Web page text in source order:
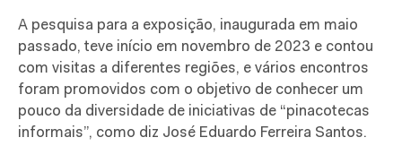
A pesquisa para a exposição, inaugurada em maio
passado, teve início em novembro de 2023 e contou
com visitas a diferentes regiões, e vários encontros
foram promovidos com o objetivo de conhecer um
pouco da diversidade de iniciativas de “pinacotecas
informais”, como diz José Eduardo Ferreira Santos.